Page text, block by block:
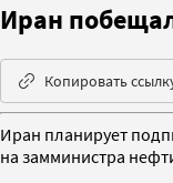
Иран
Копировать
Иран планирует
на замминистра